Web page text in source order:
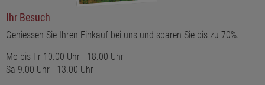
Ihr Besuch
Geniessen Sie Ihren Einkauf bei uns und sparen Sie bis zu 70%.
Mo bis Fr 10.00 Uhr - 18.00 Uhr
Sa 9.00 Uhr - 13.00 Uhr